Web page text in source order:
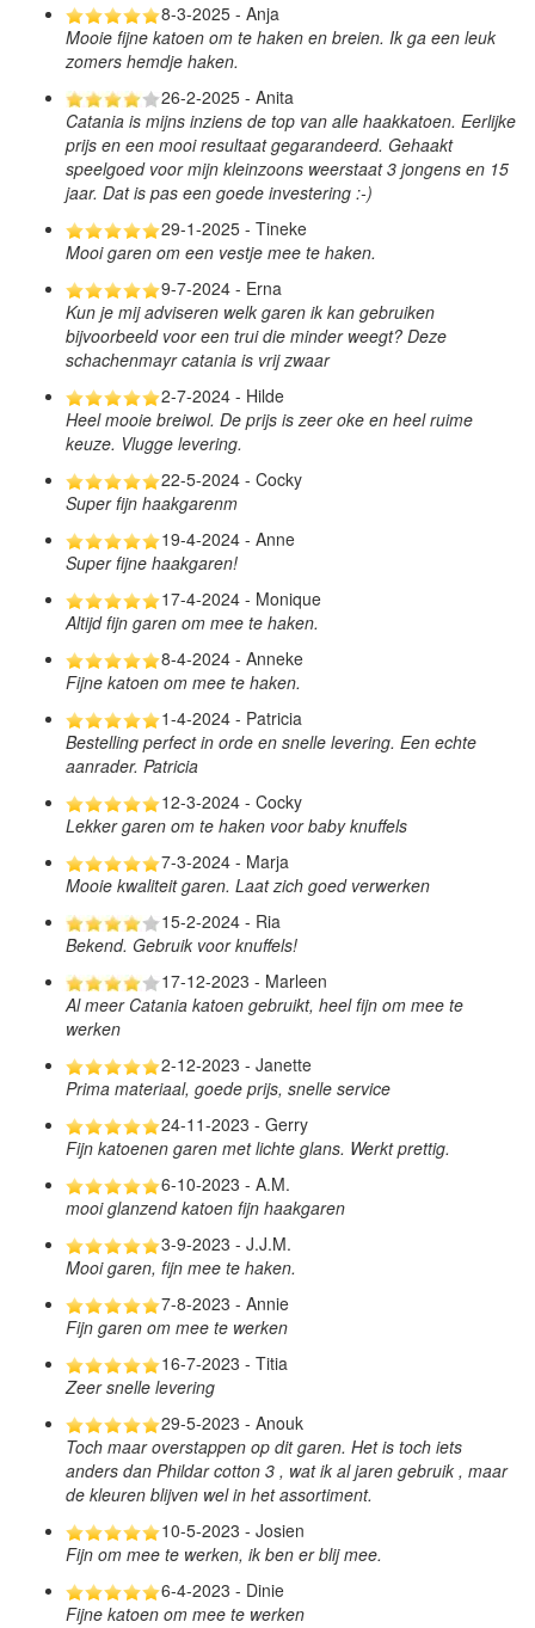
8-3-2025 - Anja
Mooie fijne katoen om te haken en breien. Ik ga een leuk
zomers hemdje haken.
26-2-2025 - Anita
Catania is mijns inziens de top van alle haakkatoen. Eerlijke
prijs en een mooi resultaat gegarandeerd. Gehaakt
speelgoed voor mijn kleinzoons weerstaat 3 jongens en 15
jaar. Dat is pas een goede investering :-)
29-1-2025 - Tineke
Mooi garen om een vestje mee te haken.
9-7-2024 - Erna
Kun je mij adviseren welk garen ik kan gebruiken
bijvoorbeeld voor een trui die minder weegt? Deze
schachenmayr catania is vrij zwaar
2-7-2024 - Hilde
Heel mooie breiwol. De prijs is zeer oke en heel ruime
keuze. Vlugge levering.
22-5-2024 - Cocky
Super fijn haakgarenm
19-4-2024 - Anne
Super fijne haakgaren!
17-4-2024 - Monique
Altijd fijn garen om mee te haken.
8-4-2024 - Anneke
Fijne katoen om mee te haken.
1-4-2024 - Patricia
Bestelling perfect in orde en snelle levering. Een echte
aanrader. Patricia
12-3-2024 - Cocky
Lekker garen om te haken voor baby knuffels
7-3-2024 - Marja
Mooie kwaliteit garen. Laat zich goed verwerken
15-2-2024 - Ria
Bekend. Gebruik voor knuffels!
17-12-2023 - Marleen
Al meer Catania katoen gebruikt, heel fijn om mee te
werken
2-12-2023 - Janette
Prima materiaal, goede prijs, snelle service
24-11-2023 - Gerry
Fijn katoenen garen met lichte glans. Werkt prettig.
6-10-2023 - A.M.
mooi glanzend katoen fijn haakgaren
3-9-2023 - J.J.M.
Mooi garen, fijn mee te haken.
7-8-2023 - Annie
Fijn garen om mee te werken
16-7-2023 - Titia
Zeer snelle levering
29-5-2023 - Anouk
Toch maar overstappen op dit garen. Het is toch iets
anders dan Phildar cotton 3 , wat ik al jaren gebruik , maar
de kleuren blijven wel in het assortiment.
10-5-2023 - Josien
Fijn om mee te werken, ik ben er blij mee.
6-4-2023 - Dinie
Fijne katoen om mee te werken